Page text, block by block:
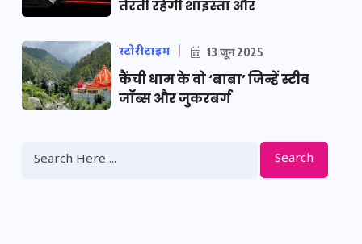
तैरती रहेगी शाइस्ता और
स्टोरीटाइम 13 जून 2025
कैंची धाम के वो ‘बाबा’ जिन्हें स्टीव
जॉब्स और जुकरबर्ग
Search